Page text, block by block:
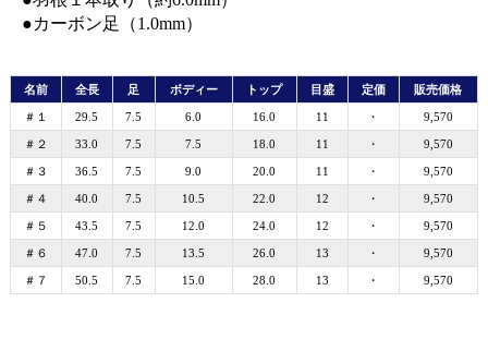
●カーボン足（1.0mm）
名前 全長 足 ボディー トップ 目盛 定価 販売価格
＃１ 29.5 7.5 6.0 16.0 11 ・ 9,570
＃２ 33.0 7.5 7.5 18.0 11 ・ 9,570
＃３ 36.5 7.5 9.0 20.0 11 ・ 9,570
＃４ 40.0 7.5 10.5 22.0 12 ・ 9,570
＃５ 43.5 7.5 12.0 24.0 12 ・ 9,570
＃６ 47.0 7.5 13.5 26.0 13 ・ 9,570
＃７ 50.5 7.5 15.0 28.0 13 ・ 9,570